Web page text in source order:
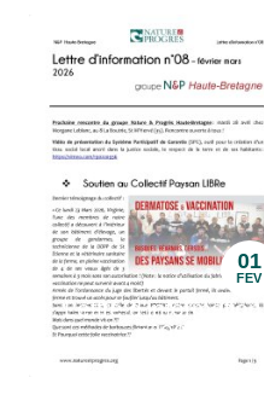
01
FEV
Lettre d'information
n°08